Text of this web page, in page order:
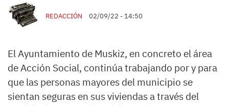
REDACCIÓN 02/09/22 - 14:50
El Ayuntamiento de Muskiz, en concreto el área
de Acción Social, continúa trabajando por y para
que las personas mayores del municipio se
sientan seguras en sus viviendas a través del